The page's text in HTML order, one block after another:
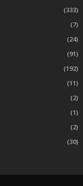
(333)
(7)
(24)
(91)
(192)
(11)
(2)
(1)
(2)
(30)